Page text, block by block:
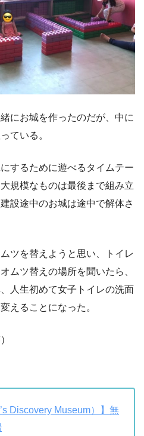
にお城を作ったのだが、中に
ている。
するために遊べるタイムテー
規模なものは最後まで組み立
設途中のお城は途中で解体さ
ツを替えようと思い、トイレ
ムツ替えの場所を聞いたら、
人生初めて女子トイレの洗面
えることになった。
Discovery Museum）】無